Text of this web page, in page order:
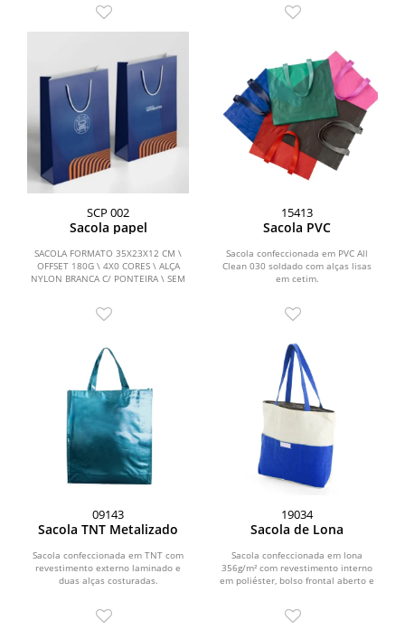
SCP 002
Sacola papel
SACOLA FORMATO 35X23X12 CM \
OFFSET 180G \ 4X0 CORES \ ALÇA
NYLON BRANCA C/ PONTEIRA \ SEM
15413
Sacola PVC
Sacola confeccionada em PVC All
Clean 030 soldado com alças lisas
em cetim.
09143
Sacola TNT Metalizado
Sacola confeccionada em TNT com
revestimento externo laminado e
duas alças costuradas.
19034
Sacola de Lona
Sacola confeccionada em lona
356g/m² com revestimento interno
em poliéster, bolso frontal aberto e